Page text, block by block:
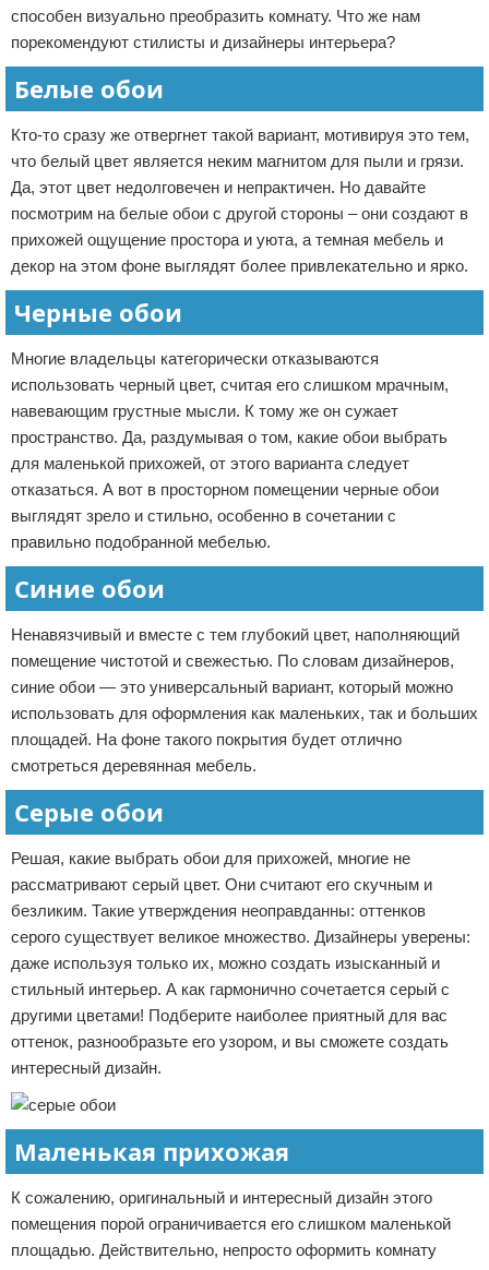
способен визуально преобразить комнату. Что же нам
порекомендуют стилисты и дизайнеры интерьера?
Белые обои
Кто-то сразу же отвергнет такой вариант, мотивируя это тем,
что белый цвет является неким магнитом для пыли и грязи.
Да, этот цвет недолговечен и непрактичен. Но давайте
посмотрим на белые обои с другой стороны – они создают в
прихожей ощущение простора и уюта, а темная мебель и
декор на этом фоне выглядят более привлекательно и ярко.
Черные обои
Многие владельцы категорически отказываются
использовать черный цвет, считая его слишком мрачным,
навевающим грустные мысли. К тому же он сужает
пространство. Да, раздумывая о том, какие обои выбрать
для маленькой прихожей, от этого варианта следует
отказаться. А вот в просторном помещении черные обои
выглядят зрело и стильно, особенно в сочетании с
правильно подобранной мебелью.
Синие обои
Ненавязчивый и вместе с тем глубокий цвет, наполняющий
помещение чистотой и свежестью. По словам дизайнеров,
синие обои — это универсальный вариант, который можно
использовать для оформления как маленьких, так и больших
площадей. На фоне такого покрытия будет отлично
смотреться деревянная мебель.
Серые обои
Решая, какие выбрать обои для прихожей, многие не
рассматривают серый цвет. Они считают его скучным и
безликим. Такие утверждения неоправданны: оттенков
серого существует великое множество. Дизайнеры уверены:
даже используя только их, можно создать изысканный и
стильный интерьер. А как гармонично сочетается серый с
другими цветами! Подберите наиболее приятный для вас
оттенок, разнообразьте его узором, и вы сможете создать
интересный дизайн.
Маленькая прихожая
К сожалению, оригинальный и интересный дизайн этого
помещения порой ограничивается его слишком маленькой
площадью. Действительно, непросто оформить комнату